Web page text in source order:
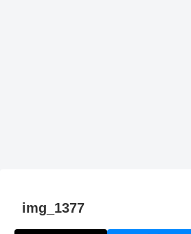
img_1377